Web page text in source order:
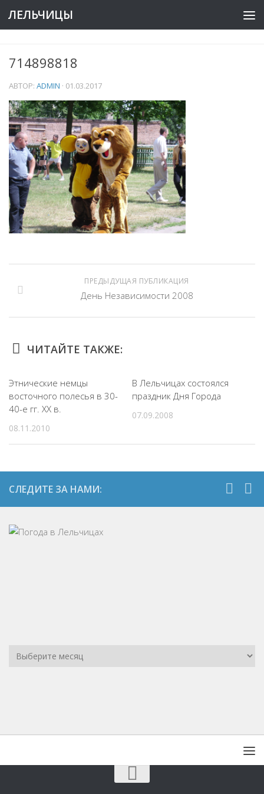
ЛЕЛЬЧИЦЫ
714898818
АВТОР: ADMIN · 01.03.2017
ПРЕДЫДУЩАЯ ПУБЛИКАЦИЯ
День Независимости 2008
ЧИТАЙТЕ ТАКЖЕ:
Этнические немцы
восточного полесья в 30-
40-е гг. ХХ в.
08.11.2010
В Лельчицах состоялся
праздник Дня Города
07.09.2008
СЛЕДИТЕ ЗА НАМИ: